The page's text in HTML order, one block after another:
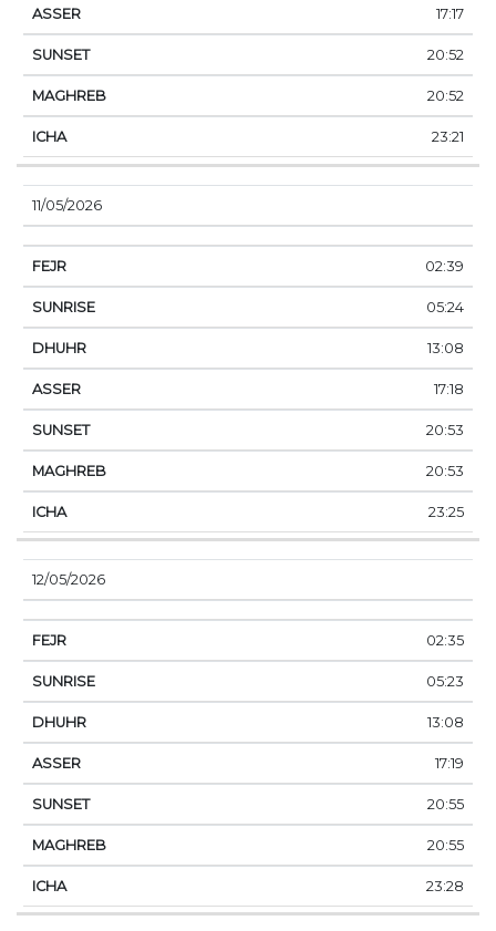
17:17
20:52
20:52
23:21
11/05/2026
02:39
05:24
13:08
17:18
20:53
20:53
23:25
12/05/2026
02:35
05:23
13:08
17:19
20:55
20:55
23:28